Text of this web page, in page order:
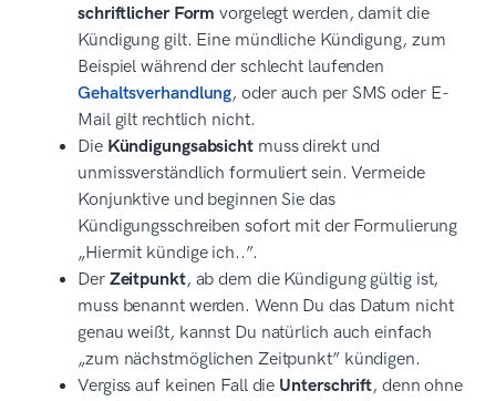
schriftlicher Form vorgelegt werden, damit die
Kündigung gilt. Eine mündliche Kündigung, zum
Beispiel während der schlecht laufenden
Gehaltsverhandlung, oder auch per SMS oder E-
Mail gilt rechtlich nicht.
Die Kündigungsabsicht muss direkt und
unmissverständlich formuliert sein. Vermeide
Konjunktive und beginnen Sie das
Kündigungsschreiben sofort mit der Formulierung
„Hiermit kündige ich..”.
Der Zeitpunkt, ab dem die Kündigung gültig ist,
muss benannt werden. Wenn Du das Datum nicht
genau weißt, kannst Du natürlich auch einfach
„zum nächstmöglichen Zeitpunkt” kündigen.
Vergiss auf keinen Fall die Unterschrift, denn ohne